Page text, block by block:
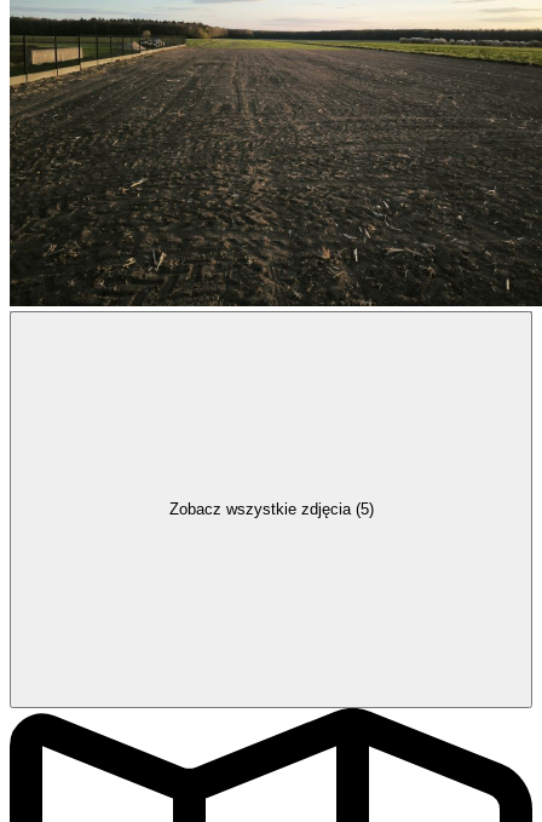
Zobacz wszystkie zdjęcia (5)